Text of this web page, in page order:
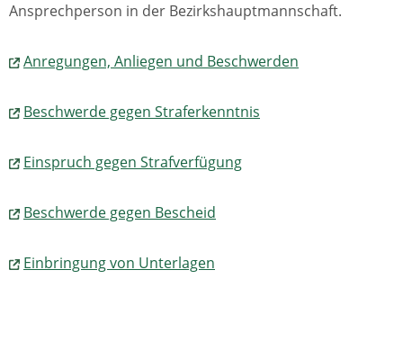
Ansprechperson in der Bezirkshauptmannschaft.
Anregungen, Anliegen und Beschwerden
Beschwerde gegen Straferkenntnis
Einspruch gegen Strafverfügung
Beschwerde gegen Bescheid
Einbringung von Unterlagen